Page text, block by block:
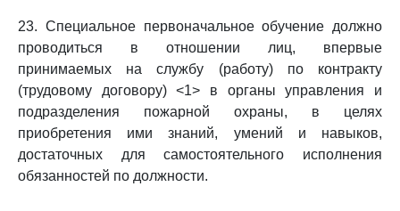
23. Специальное первоначальное обучение должно
проводиться в отношении лиц, впервые
принимаемых на службу (работу) по контракту
(трудовому договору) <1> в органы управления и
подразделения пожарной охраны, в целях
приобретения ими знаний, умений и навыков,
достаточных для самостоятельного исполнения
обязанностей по должности.